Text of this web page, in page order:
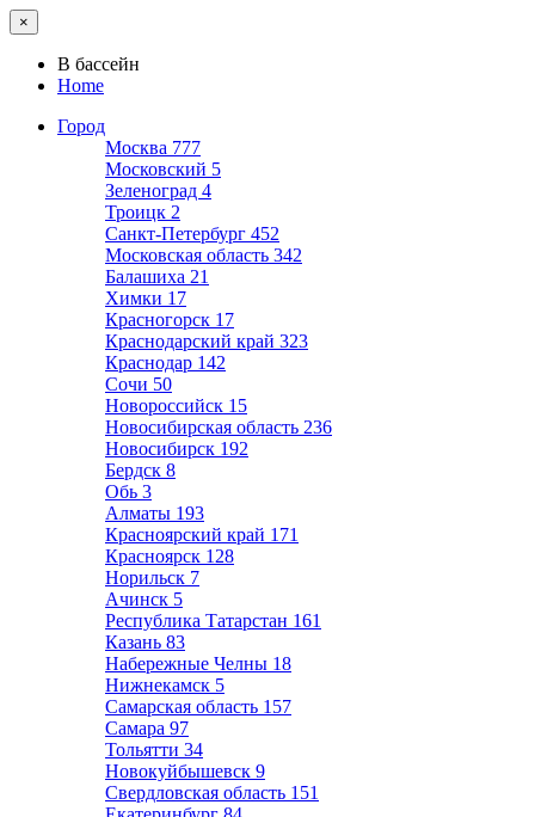
×
В бассейн
Home
Город
Москва 777
Московский 5
Зеленоград 4
Троицк 2
Санкт-Петербург 452
Московская область 342
Балашиха 21
Химки 17
Красногорск 17
Краснодарский край 323
Краснодар 142
Сочи 50
Новороссийск 15
Новосибирская область 236
Новосибирск 192
Бердск 8
Обь 3
Алматы 193
Красноярский край 171
Красноярск 128
Норильск 7
Ачинск 5
Республика Татарстан 161
Казань 83
Набережные Челны 18
Нижнекамск 5
Самарская область 157
Самара 97
Тольятти 34
Новокуйбышевск 9
Свердловская область 151